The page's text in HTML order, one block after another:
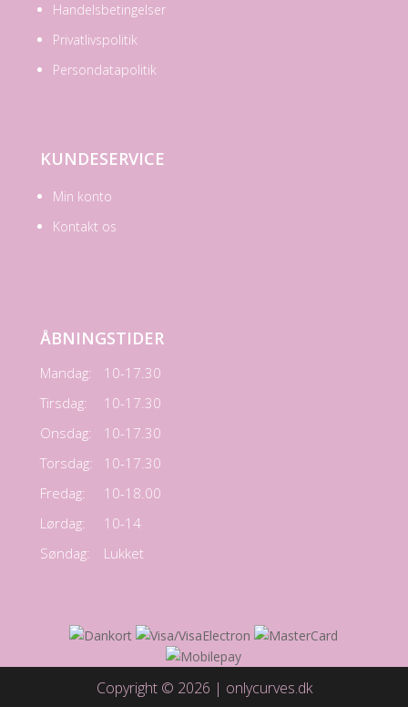
Handelsbetingelser
Privatlivspolitik
Persondatapolitik
KUNDESERVICE
Min konto
Kontakt os
ÅBNINGSTIDER
Mandag:
10-17.30
Tirsdag:
10-17.30
Onsdag:
10-17.30
Torsdag:
10-17.30
Fredag:
10-18.00
Lørdag:
10-14
Søndag:
Lukket
Copyright © 2026 | onlycurves.dk